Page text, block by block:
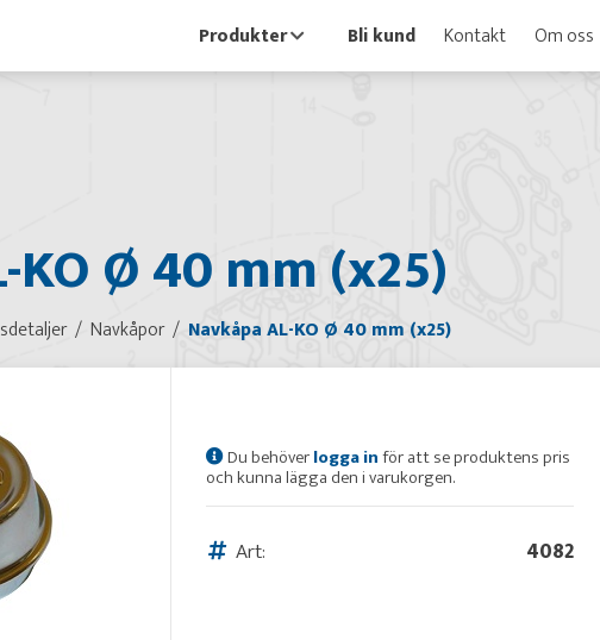
Produkter Bli kund Kontakt Om oss
KO Ø 40 mm (x25)
Navkåpor Navkåpa AL-KO Ø 40 mm (x25)
Du behöverlogga inför att se produktens pris
och kunna lägga den i varukorgen.
Art: 4082